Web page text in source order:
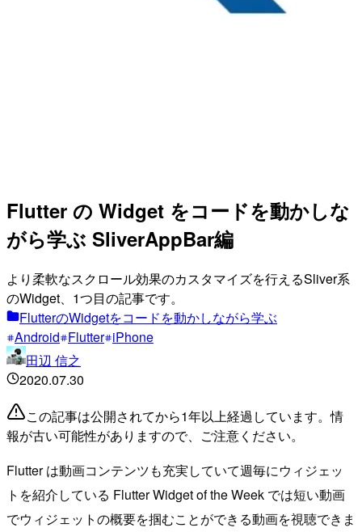
Flutter の Widget をコードを動かしな
がら学ぶ SliverAppBar編
より柔軟なスクロール効果のカスタマイズを行えるSliver系
のWidget、1つ目の記事です。
FlutterのWidgetをコードを動かしながら学ぶ
Android Flutter iPhone
田辺 信之
2020.07.30
この記事は公開されてから1年以上経過しています。情
報が古い可能性がありますので、ご注意ください。
Flutter は動画コンテンツも充実していて週毎にウィジェッ
トを紹介している Flutter Widget of the Week では短い動画
でウィジェットの概要を掴むことができる動画を視聴できま